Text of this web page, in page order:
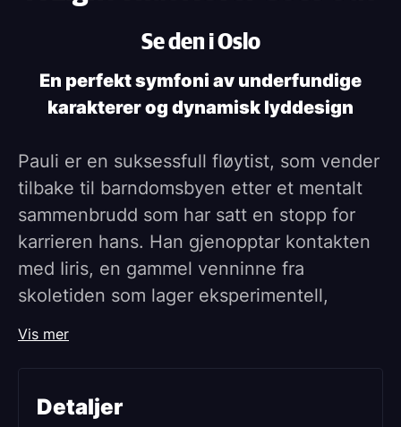
Detaljer
Se den i Oslo
En perfekt symfoni av underfundige
karakterer og dynamisk lyddesign
Pauli er en suksessfull fløytist, som vender
tilbake til barndomsbyen etter et mentalt
sammenbrudd som har satt en stopp for
karrieren hans. Han gjenopptar kontakten
med Iiris, en gammel venninne fra
skoletiden som lager eksperimentell,
og blir med henne i sonisk,
Vis mer